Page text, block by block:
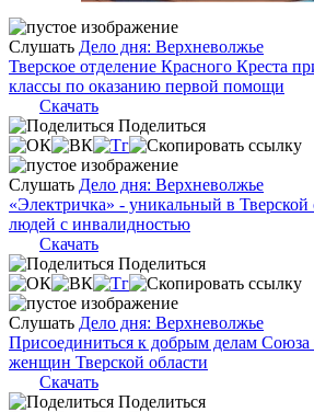
Слушать Дело дня: Верхневолжье
Тверское отделение Красного Креста
классы по оказанию первой помощи
Скачать
Поделиться
Слушать Дело дня: Верхневолжье
«Электричка» - уникальный в Тверской
людей с инвалидностью
Скачать
Поделиться
Слушать Дело дня: Верхневолжье
Присоединиться к добрым делам Союза
женщин Тверской области
Скачать
Поделиться